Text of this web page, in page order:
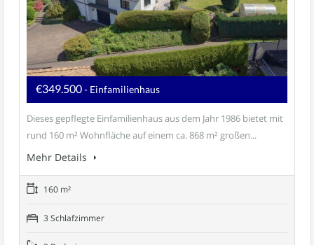
€349.500- Einfamilienhaus
Dieses gepflegte Einfamilienhaus aus dem Jahr 1986 bietet mit
rund 160 m² Wohnfläche auf einem ca. 868 m² großen...
Mehr Details
160 m²
3 Schlafzimmer